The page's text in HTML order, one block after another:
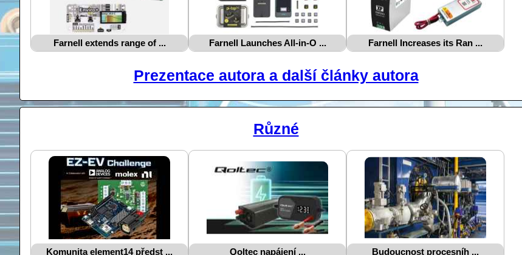
Farnell extends range of ... Farnell Launches All-in-O ... Farnell Increases its Ran ...
Prezentace autora a další články autora
Různé
Komunita element14 předst ... Qoltec napájení ... Budoucnost procesníh ...